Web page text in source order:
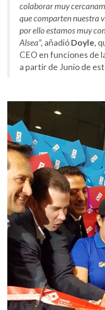
colaborar muy
que comparten nuestra
por ello estamos muy
Alsea”, añadióDoyle,
CEO en funciones de
a partir de Junio de